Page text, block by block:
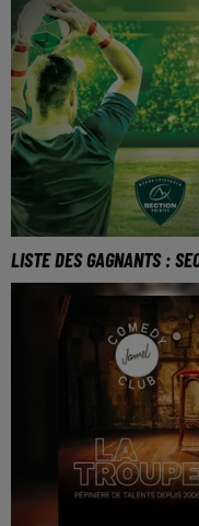
LISTE DES GAGNANTS :